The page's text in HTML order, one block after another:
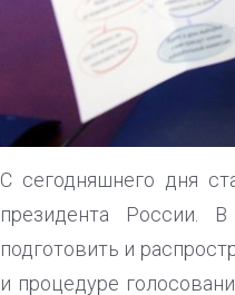
С сегодняшнего дня
президента России.
подготовить и
и процедуре